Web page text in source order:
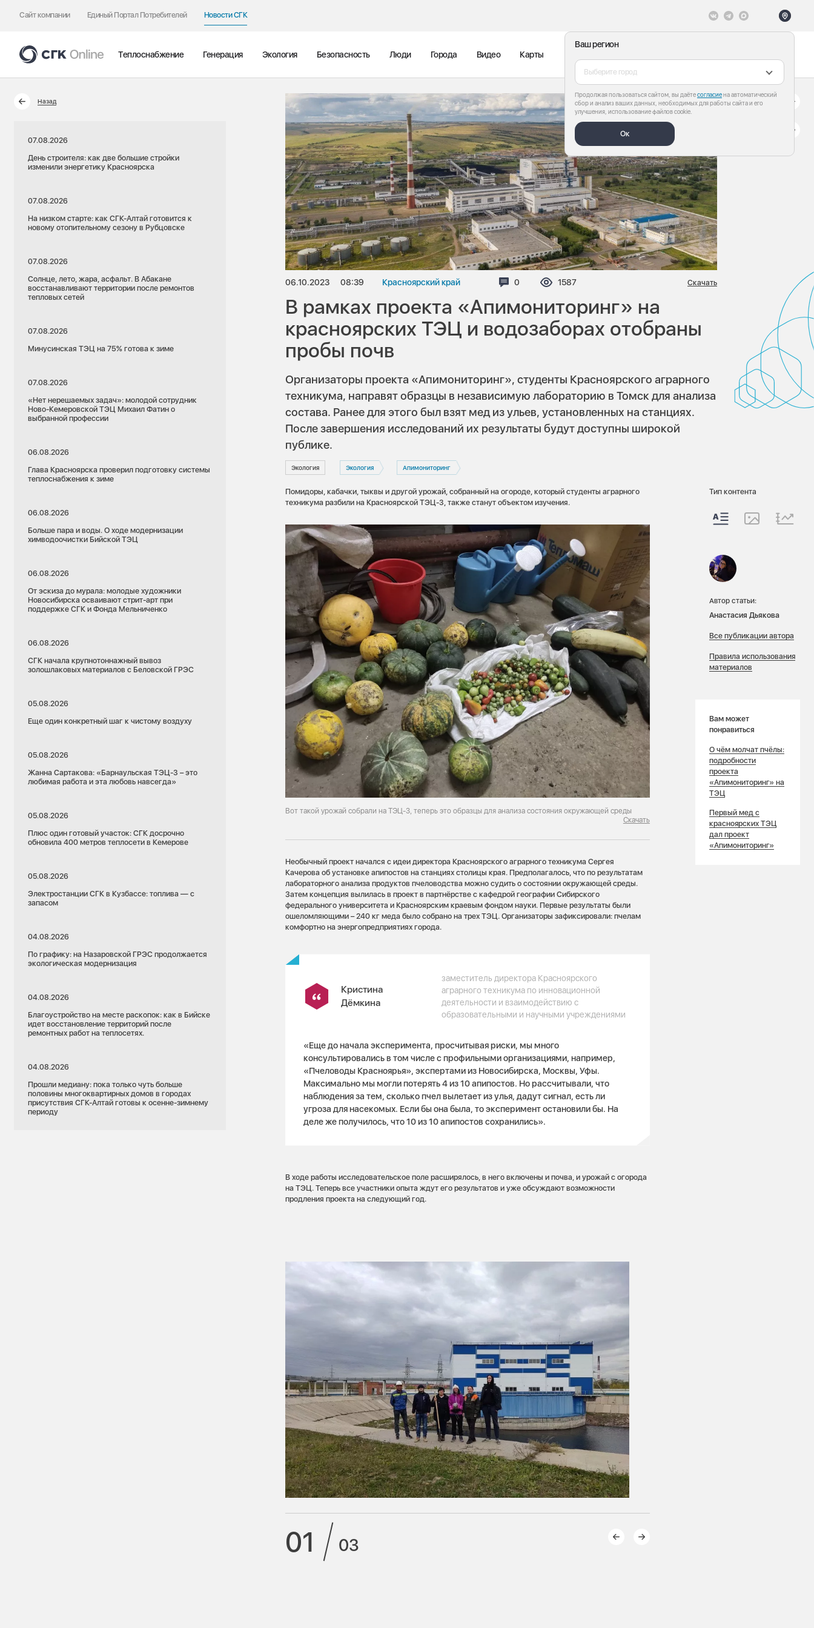
Сайт компании Единый Портал Потребителей Новости СГК
Ваш регион
Выберите город
Продолжая пользоваться сайтом, вы даётесогласиена автоматический
сбор и анализ ваших данных, необходимых для работы сайта и его
улучшения, использование файлов cookie.
Ок
Теплоснабжение Генерация Экология Безопасность Люди Города Видео Карты
Назад
07.08.2026
День строителя: как две большие стройки
изменили энергетику Красноярска
07.08.2026
На низком старте: как СГК-Алтай готовится к
новому отопительному сезону в Рубцовске
07.08.2026
Солнце, лето, жара, асфальт. В Абакане
восстанавливают территории после ремонтов
тепловых сетей
07.08.2026
Минусинская ТЭЦ на 75% готова к зиме
07.08.2026
«Нет нерешаемых задач»: молодой сотрудник
Ново-Кемеровской ТЭЦ Михаил Фатин о
выбранной профессии
06.08.2026
Глава Красноярска проверил подготовку системы
теплоснабжения к зиме
06.08.2026
Больше пара и воды. О ходе модернизации
химводоочистки Бийской ТЭЦ
06.08.2026
От эскиза до мурала: молодые художники
Новосибирска осваивают стрит-арт при
поддержке СГК и Фонда Мельниченко
06.08.2026
СГК начала крупнотоннажный вывоз
золошлаковых материалов с Беловской ГРЭС
05.08.2026
Еще один конкретный шаг к чистому воздуху
05.08.2026
Жанна Сартакова: «Барнаульская ТЭЦ-3 – это
любимая работа и эта любовь навсегда»
05.08.2026
Плюс один готовый участок: СГК досрочно
обновила 400 метров теплосети в Кемерове
05.08.2026
Электростанции СГК в Кузбассе: топлива — с
запасом
04.08.2026
По графику: на Назаровской ГРЭС продолжается
экологическая модернизация
04.08.2026
Благоустройство на месте раскопок: как в Бийске
идет восстановление территорий после
ремонтных работ на теплосетях.
04.08.2026
Прошли медиану: пока только чуть больше
половины многоквартирных домов в городах
присутствия СГК-Алтай готовы к осенне-зимнему
периоду
06.10.2023 08:39 Красноярский край Комментариев:
0 Просмотров:
1587 Скачать
В рамках проекта «Апимониторинг» на
красноярских ТЭЦ и водозаборах отобраны
пробы почв
Организаторы проекта «Апимониторинг», студенты Красноярского аграрного
техникума, направят образцы в независимую лабораторию в Томск для анализа
состава. Ранее для этого был взят мед из ульев, установленных на станциях.
После завершения исследований их результаты будут доступны широкой
публике.
Экология Экология Апимониторинг
Помидоры, кабачки, тыквы и другой урожай, собранный на огороде, который студенты аграрного
техникума разбили на Красноярской ТЭЦ-3, также станут объектом изучения.
Вот такой урожай собрали на ТЭЦ-3, теперь это образцы для анализа состояния окружающей среды
Скачать
Необычный проект начался с идеи директора Красноярского аграрного техникума Сергея
Качерова об установке апипостов на станциях столицы края. Предполагалось, что по результатам
лабораторного анализа продуктов пчеловодства можно судить о состоянии окружающей среды.
Затем концепция вылилась в проект в партнёрстве с кафедрой географии Сибирского
федерального университета и Красноярским краевым фондом науки. Первые результаты были
ошеломляющими – 240 кг меда было собрано на трех ТЭЦ. Организаторы зафиксировали: пчелам
комфортно на энергопредприятиях города.
Кристина
Дёмкина
заместитель директора Красноярского
аграрного техникума по инновационной
деятельности и взаимодействию с
образовательными и научными учреждениями
«Еще до начала эксперимента, просчитывая риски, мы много
консультировались в том числе с профильными организациями, например,
«Пчеловоды Красноярья», экспертами из Новосибирска, Москвы, Уфы.
Максимально мы могли потерять 4 из 10 апипостов. Но рассчитывали, что
наблюдения за тем, сколько пчел вылетает из улья, дадут сигнал, есть ли
угроза для насекомых. Если бы она была, то эксперимент остановили бы. На
деле же получилось, что 10 из 10 апипостов сохранились».
В ходе работы исследовательское поле расширялось, в него включены и почва, и урожай с огорода
на ТЭЦ. Теперь все участники опыта ждут его результатов и уже обсуждают возможности
продления проекта на следующий год.
01 03
Тип контента
Автор статьи:
Анастасия Дьякова
Все публикации автора
Правила использования
материалов
Вам может
понравиться
О чём молчат пчёлы:
подробности
проекта
«Апимониторинг» на
ТЭЦ
Первый мед с
красноярских ТЭЦ
дал проект
«Апимониторинг»